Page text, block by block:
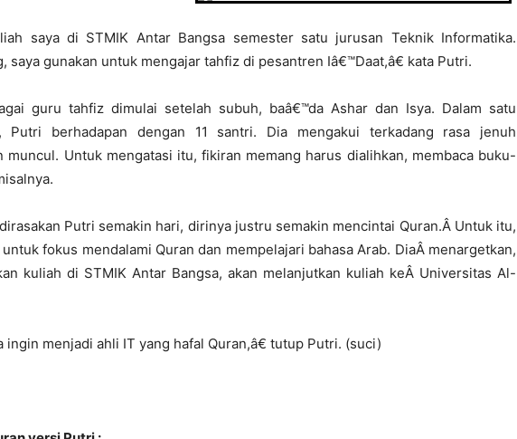
saya di STMIK Antar Bangsa semester satu jurusan Teknik Informatika.
saya gunakan untuk mengajar tahfiz di pesantren Iâ€™Daat,â€ kata Putri.
guru tahfiz dimulai setelah subuh, baâ€™da Ashar dan Isya. Dalam satu
Putri berhadapan dengan 11 santri. Dia mengakui terkadang rasa jenuh
muncul. Untuk mengatasi itu, fikiran memang harus dialihkan, membaca buku-
Putri semakin hari, dirinya justru semakin mencintai Quran.Â Untuk itu,
fokus mendalami Quran dan mempelajari bahasa Arab. DiaÂ menargetkan,
kuliah di STMIK Antar Bangsa, akan melanjutkan kuliah keÂ Universitas Al-
menjadi ahli IT yang hafal Quran,â€ tutup Putri. (suci)